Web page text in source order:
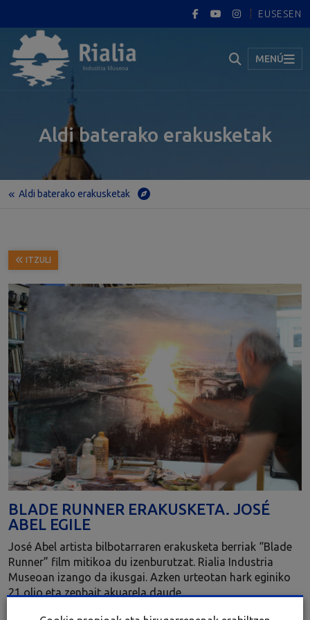
EUSESEN
MENÚ
Aldi baterako erakusketak
Aldi baterako erakusketak
ITZULI
BLADE RUNNER ERAKUSKETA. JOSÉ
ABEL EGILE
José Abel artista bilbotarraren erakusketa berriak “Blade
Runner” film mitikoa du izenburutzat. Rialia Industria
Museoan izango da ikusgai. Azken urteotan hark eginiko
21 olio eta zenbait akuarela daude.